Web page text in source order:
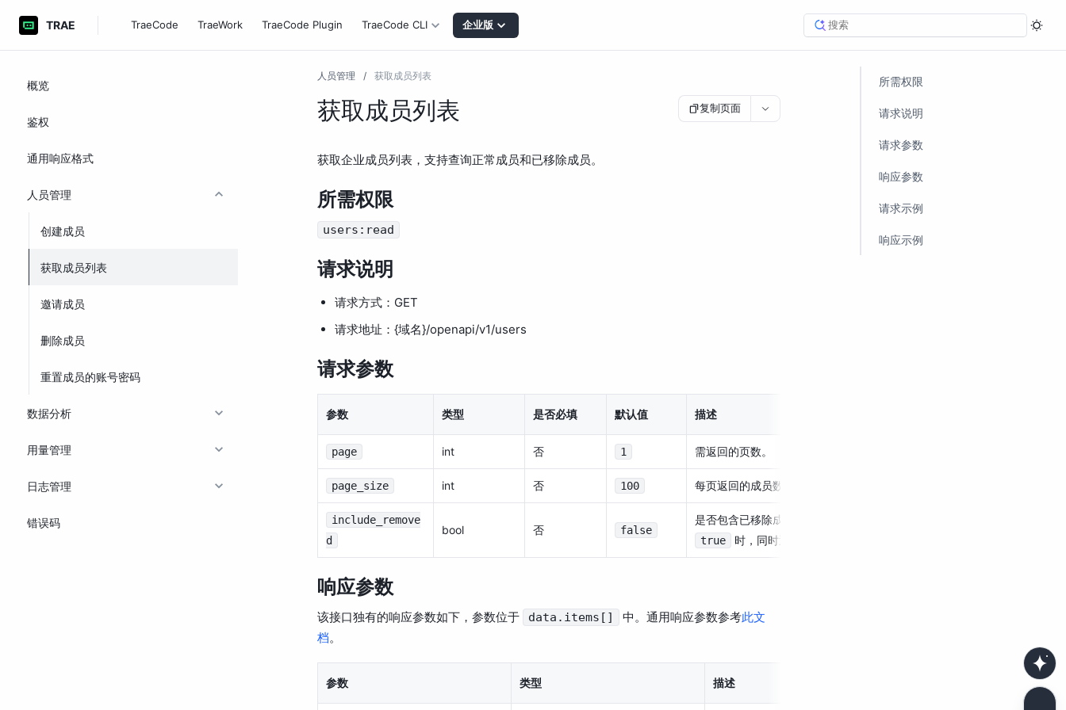
TRAE TraeCode TraeWork TraeCode Plugin TraeCode CLI 企业版
概览
鉴权
通用响应格式
人员管理
创建成员
获取成员列表
邀请成员
删除成员
重置成员的账号密码
数据分析
用量管理
日志管理
错误码
人员管理 / 获取成员列表
获取成员列表 复制页面
获取企业成员列表，支持查询正常成员和已移除成员。
所需权限
users:read
请求说明
请求方式：GET
请求地址：{域名}/openapi/v1/users
请求参数
参数 类型 是否必填 默认值 描述
page int 否 1 需返回的页数。
page_size int 否 100 每页返回的成员数量，最多 500 条。
include_remove
d
bool 否 false
是否包含已移除成员。默认仅返回正常成员；设置为
true 时，同时返回正常成员和已移除成员。
响应参数
该接口独有的响应参数如下，参数位于 data.items[] 中。通用响应参数参考此文
档。
参数 类型 描述
所需权限
请求说明
请求参数
响应参数
请求示例
响应示例